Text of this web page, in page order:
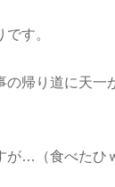
す。
帰り道に天一
が…（食べたひ